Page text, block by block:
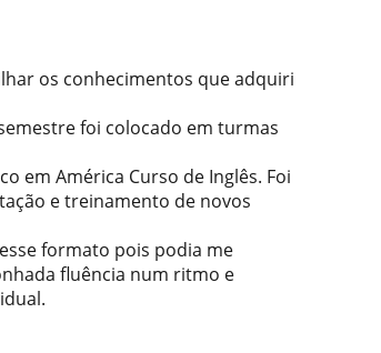
os conhecimentos que adquiri
foi colocado em turmas
em América Curso de Inglês. Foi
e treinamento de novos
formato pois podia me
fluência num ritmo e